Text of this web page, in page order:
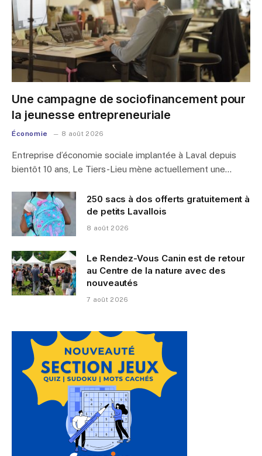
Une campagne de sociofinancement pour
la jeunesse entrepreneuriale
Économie 8 août 2026
Entreprise d’économie sociale implantée à Laval depuis
bientôt 10 ans, Le Tiers-Lieu mène actuellement une…
250 sacs à dos offerts gratuitement à
de petits Lavallois
8 août 2026
Le Rendez-Vous Canin est de retour
au Centre de la nature avec des
nouveautés
7 août 2026